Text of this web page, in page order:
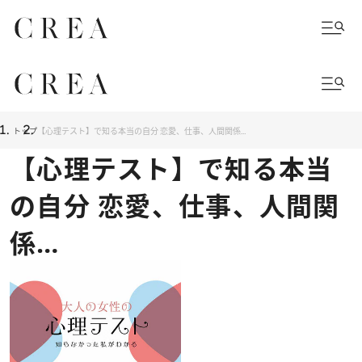
トップ 【心理テスト】で知る本当の自分 恋愛、仕事、人間関係…
【心理テスト】で知る本当
の自分 恋愛、仕事、人間関
係…